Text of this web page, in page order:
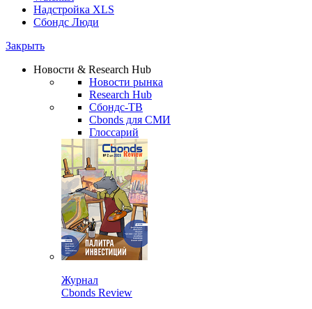
Надстройка XLS
Сбондс Люди
Закрыть
Новости & Research Hub
Новости рынка
Research Hub
Сбондс-ТВ
Cbonds для СМИ
Глоссарий
Журнал
Cbonds Review